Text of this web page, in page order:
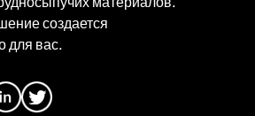
создается
для вас.